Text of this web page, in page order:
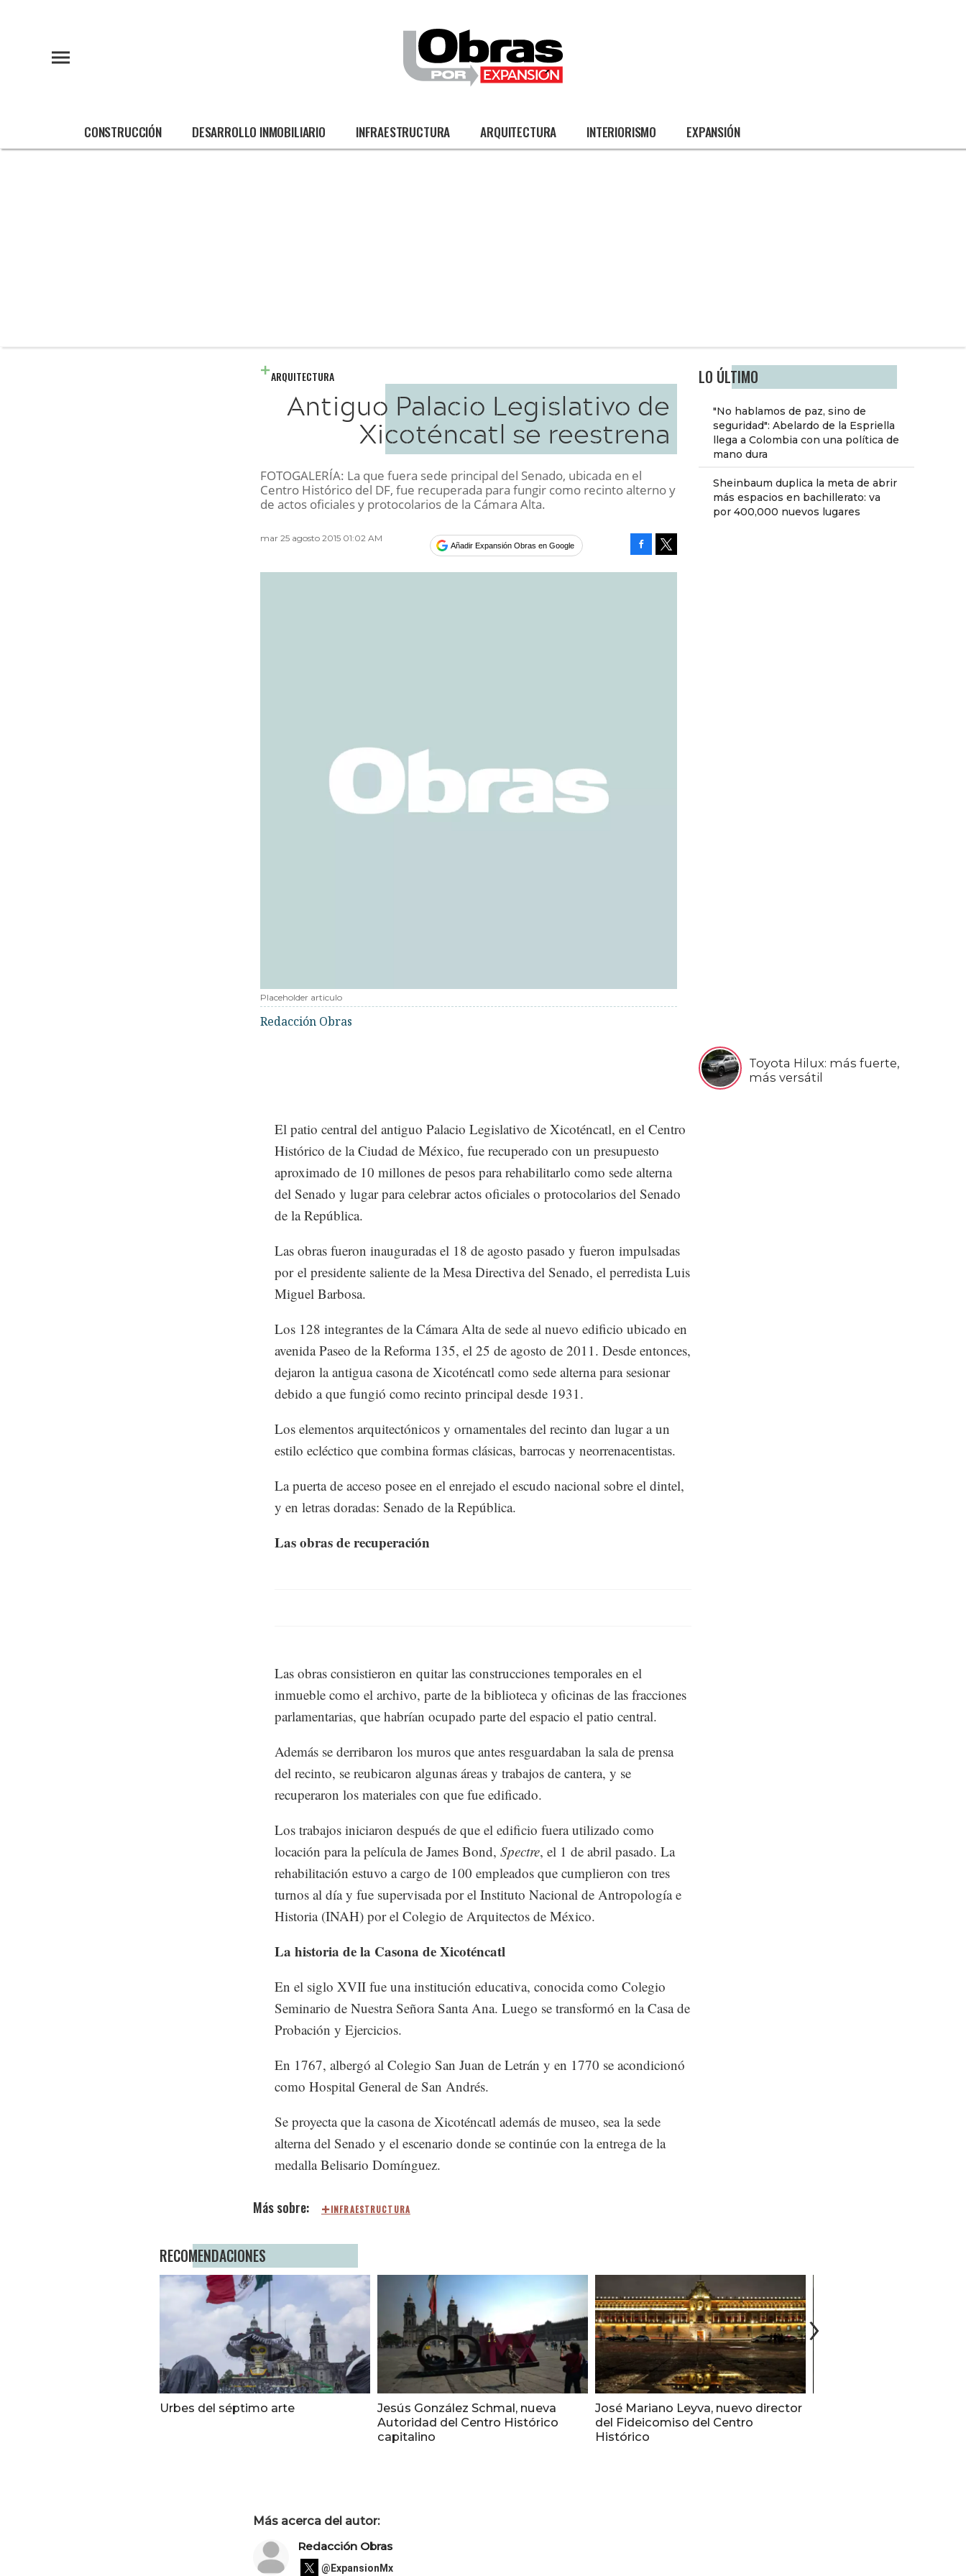
CONSTRUCCIÓN DESARROLLO INMOBILIARIO INFRAESTRUCTURA ARQUITECTURA INTERIORISMO EXPANSIÓN
LO ÚLTIMO
"No hablamos de paz, sino de
seguridad": Abelardo de la Espriella
llega a Colombia con una política de
mano dura
Sheinbaum duplica la meta de abrir
más espacios en bachillerato: va
por 400,000 nuevos lugares
Toyota Hilux: más fuerte,
más versátil
ARQUITECTURA
Antiguo Palacio Legislativo de
Xicoténcatl se reestrena
FOTOGALERÍA: La que fuera sede principal del Senado, ubicada en el
Centro Histórico del DF, fue recuperada para fungir como recinto alterno y
de actos oficiales y protocolarios de la Cámara Alta.
mar 25 agosto 2015 01:02 AM
Añadir Expansión Obras en Google
Placeholder articulo
Redacción Obras
El patio central del antiguo Palacio Legislativo de Xicoténcatl, en el Centro
Histórico de la Ciudad de México, fue recuperado con un presupuesto
aproximado de 10 millones de pesos para rehabilitarlo como sede alterna
del Senado y lugar para celebrar actos oficiales o protocolarios del Senado
de la República.
Las obras fueron inauguradas el 18 de agosto pasado y fueron impulsadas
por el presidente saliente de la Mesa Directiva del Senado, el perredista Luis
Miguel Barbosa.
Los 128 integrantes de la Cámara Alta de sede al nuevo edificio ubicado en
avenida Paseo de la Reforma 135, el 25 de agosto de 2011. Desde entonces,
dejaron la antigua casona de Xicoténcatl como sede alterna para sesionar
debido a que fungió como recinto principal desde 1931.
Los elementos arquitectónicos y ornamentales del recinto dan lugar a un
estilo ecléctico que combina formas clásicas, barrocas y neorrenacentistas.
La puerta de acceso posee en el enrejado el escudo nacional sobre el dintel,
y en letras doradas: Senado de la República.
Las obras de recuperación
Las obras consistieron en quitar las construcciones temporales en el
inmueble como el archivo, parte de la biblioteca y oficinas de las fracciones
parlamentarias, que habrían ocupado parte del espacio el patio central.
Además se derribaron los muros que antes resguardaban la sala de prensa
del recinto, se reubicaron algunas áreas y trabajos de cantera, y se
recuperaron los materiales con que fue edificado.
Los trabajos iniciaron después de que el edificio fuera utilizado como
locación para la película de James Bond, Spectre, el 1 de abril pasado. La
rehabilitación estuvo a cargo de 100 empleados que cumplieron con tres
turnos al día y fue supervisada por el Instituto Nacional de Antropología e
Historia (INAH) por el Colegio de Arquitectos de México.
La historia de la Casona de Xicoténcatl
En el siglo XVII fue una institución educativa, conocida como Colegio
Seminario de Nuestra Señora Santa Ana. Luego se transformó en la Casa de
Probación y Ejercicios.
En 1767, albergó al Colegio San Juan de Letrán y en 1770 se acondicionó
como Hospital General de San Andrés.
Se proyecta que la casona de Xicoténcatl además de museo, sea la sede
alterna del Senado y el escenario donde se continúe con la entrega de la
medalla Belisario Domínguez.
INFRAESTRUCTURA
RECOMENDACIONES
Urbes del séptimo arte
Jesús González Schmal, nueva
Autoridad del Centro Histórico
capitalino
José Mariano Leyva, nuevo director
del Fideicomiso del Centro
Histórico
Más acerca del autor:
Redacción Obras
@ExpansionMx